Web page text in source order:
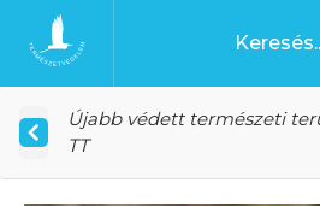
Ugrás a tartalomhoz
Főoldal
Újabb védett természeti
TT